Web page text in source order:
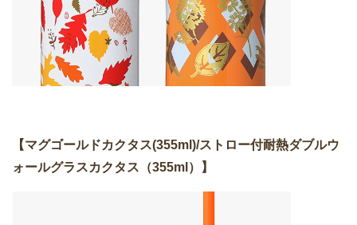
【マグゴールドカクタス(355ml)/ストロー付耐熱ダブルウ
ォールグラスカクタス（355ml）】